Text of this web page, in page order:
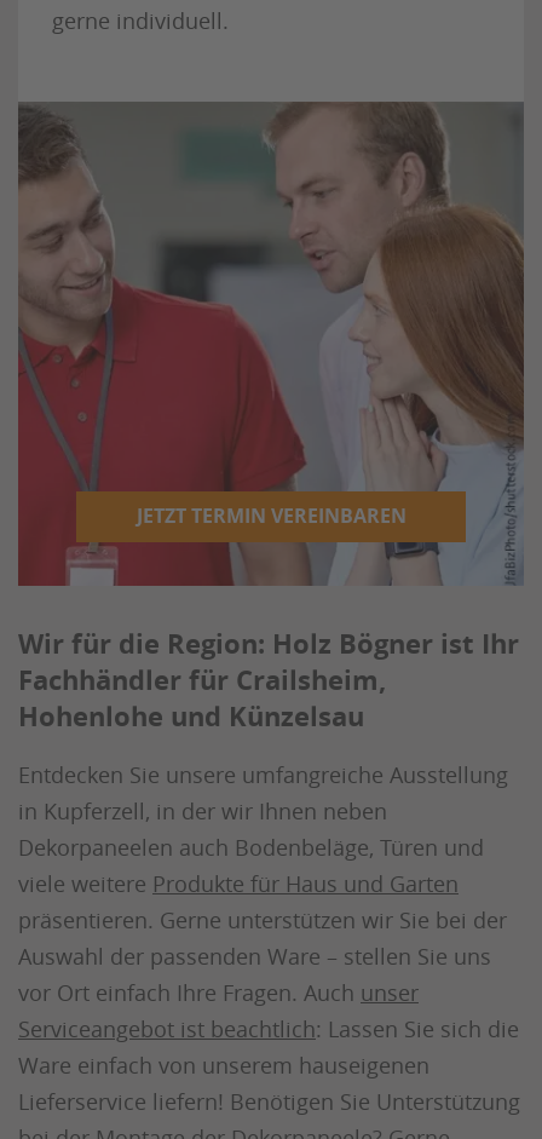
gerne individuell.
JETZT TERMIN VEREINBAREN
Wir für die Region: Holz Bögner ist Ihr
Fachhändler für Crailsheim,
Hohenlohe und Künzelsau
Entdecken Sie unsere umfangreiche Ausstellung
in Kupferzell, in der wir Ihnen neben
Dekorpaneelen auch Bodenbeläge, Türen und
viele weitere Produkte für Haus und Garten
präsentieren. Gerne unterstützen wir Sie bei der
Auswahl der passenden Ware – stellen Sie uns
vor Ort einfach Ihre Fragen. Auch unser
Serviceangebot ist beachtlich: Lassen Sie sich die
Ware einfach von unserem hauseigenen
Lieferservice liefern! Benötigen Sie Unterstützung